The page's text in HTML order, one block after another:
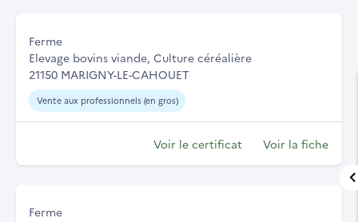
Ferme
Elevage bovins viande, Culture céréalière
21150 MARIGNY-LE-CAHOUET
Vente aux professionnels (en gros)
Voir le certificat Voir la fiche
Ferme